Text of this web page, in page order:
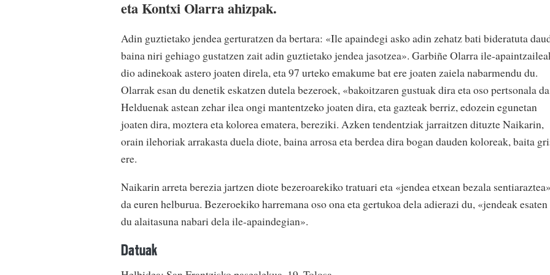
eta Kontxi Olarra ahizpak.
Adin guztietako jendea gerturatzen da bertara: «Ile apaindegi asko adin zehatz bati bideratuta
baina niri gehiago gustatzen zait adin guztietako jendea jasotzea». Garbiñe Olarra ile-
dio adinekoak astero joaten direla, eta 97 urteko emakume bat ere joaten zaiela nabarmendu du.
Olarrak esan du denetik eskatzen dutela bezeroek, «bakoitzaren gustuak dira eta oso pertsonala
Helduenak astean zehar ilea ongi mantentzeko joaten dira, eta gazteak berriz, edozein egunetan
joaten dira, moztera eta kolorea ematera, bereziki. Azken tendentziak jarraitzen dituzte Naikarin,
orain ilehoriak arrakasta duela diote, baina arrosa eta berdea dira bogan dauden koloreak, baita
ere.
Naikarin arreta berezia jartzen diote bezeroarekiko tratuari eta «jendea etxean bezala sentiaraztea»
da euren helburua. Bezeroekiko harremana oso ona eta gertukoa dela adierazi du, «jendeak esaten
du alaitasuna nabari dela ile-apaindegian».
Datuak